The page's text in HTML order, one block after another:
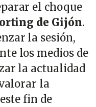
el choque
de Gijón.
la sesión,
los medios de
la actualidad
la
fin de